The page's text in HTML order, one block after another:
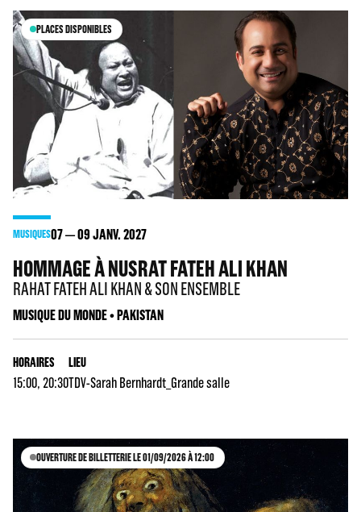
PLACES DISPONIBLES
MUSIQUES07 09JANV. 2027
HOMMAGE À NUSRAT FATEH ALI KHAN
RAHAT FATEH ALI KHAN & SON ENSEMBLE
MUSIQUE DU MONDE • PAKISTAN
HORAIRES
15:00, 20:30
LIEU
TDV-Sarah Bernhardt_Grande salle
OUVERTURE DE BILLETTERIE LE 01/09/2026 À 12:00